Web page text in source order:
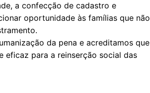
a confecção de cadastro e
oportunidade às famílias que não
da pena e acreditamos que
eficaz para a reinserção social das